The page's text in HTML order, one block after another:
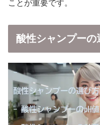
ことが重要です。
酸性シャンプーの